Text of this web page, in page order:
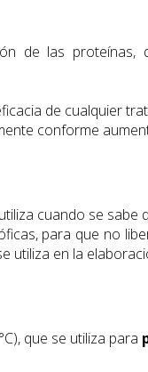
de las proteínas,
de cualquier
conforme
cuando se sabe
para que no
utiliza en la
que se utiliza para